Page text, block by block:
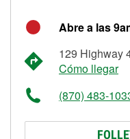
Abre a las
129 Highway
Cómo llegar
(870) 483-